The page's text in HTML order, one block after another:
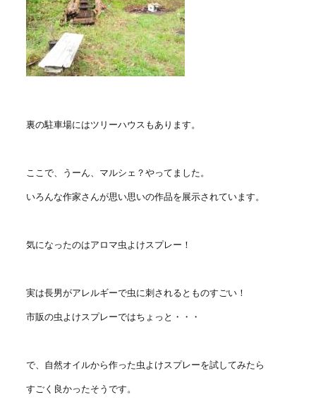
裏の駐車場にはツリーハウスもあります。
ここで、うーん、マルシェ？やってました。
いろんな作家さんが思い思いの作品を展示されています。
気になったのはアロマ虫よけスプレー！
実は長男がアレルギーで虫に刺されるとものすごい！
市販の虫よけスプレーではちょっと・・・
で、自然オイルから作った虫よけスプレーを試してみたら
すごく良かったそうです。